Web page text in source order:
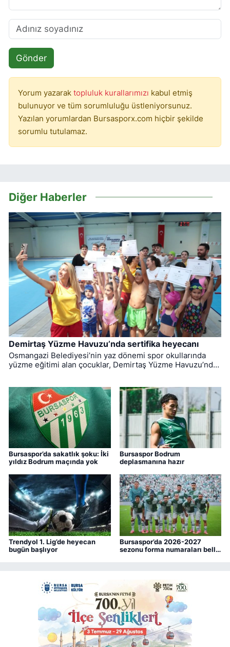
Gönder
Yorum yazarak topluluk kurallarımızı kabul etmiş
bulunuyor ve tüm sorumluluğu üstleniyorsunuz.
Yazılan yorumlardan Bursasporx.com hiçbir şekilde
sorumlu tutulamaz.
Diğer Haberler
Demirtaş Yüzme Havuzu’nda sertifika heyecanı
Osmangazi Belediyesi’nin yaz dönemi spor okullarında
yüzme eğitimi alan çocuklar, Demirtaş Yüzme Havuzu’nda
Bursaspor’da sakatlık şoku: İki
yıldız Bodrum maçında yok
Bursaspor Bodrum
deplasmanına hazır
Trendyol 1. Lig’de heyecan
bugün başlıyor
Bursaspor’da 2026-2027
sezonu forma numaraları belli